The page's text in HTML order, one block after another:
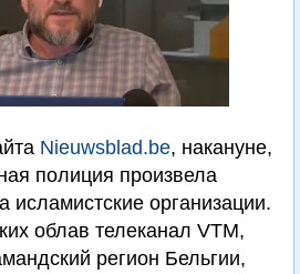
Nieuwsblad.be, накануне,
полиция произвела
исламистские организации.
облав телеканал VTM,
регион Бельгии,